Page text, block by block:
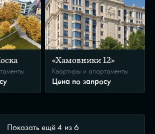
«Хамовники 12»
Квартиры и апартаменты
Цена по запросу
Показать ещё4 из6